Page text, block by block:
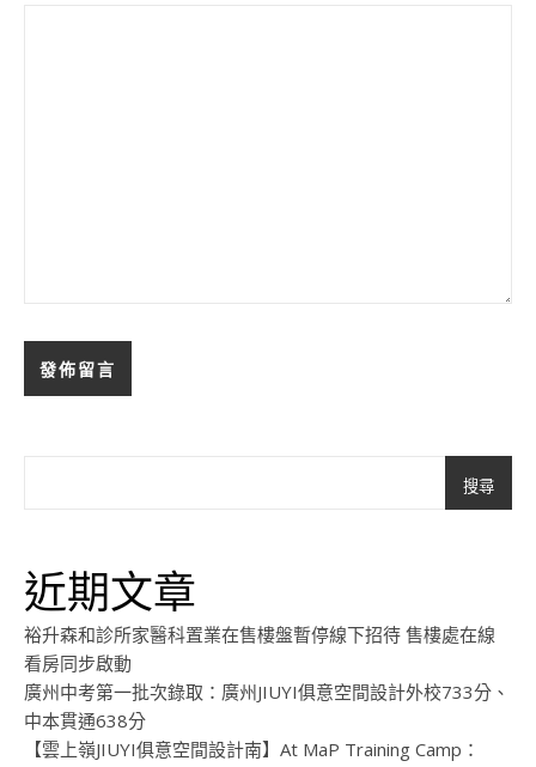
搜尋
近期文章
裕升森和診所家醫科置業在售樓盤暫停線下招待 售樓處在線
看房同步啟動
廣州中考第一批次錄取：廣州JIUYI俱意空間設計外校733分、
中本貫通638分
【雲上嶺JIUYI俱意空間設計南】At MaP Training Camp：